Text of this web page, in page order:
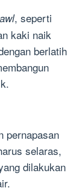
, seperti
kaki naik
berlatih
pernapasan
selaras,
dilakukan